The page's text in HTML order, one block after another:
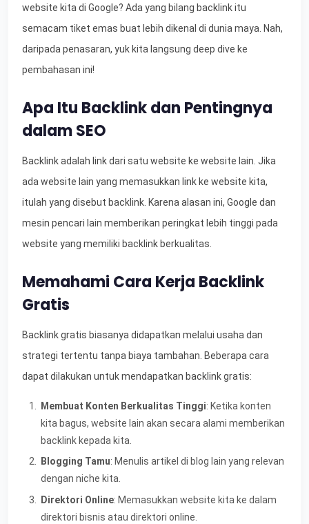
website kita di Google? Ada yang bilang backlink itu
semacam tiket emas buat lebih dikenal di dunia maya. Nah,
daripada penasaran, yuk kita langsung deep dive ke
pembahasan ini!
Apa Itu Backlink dan Pentingnya
dalam SEO
Backlink adalah link dari satu website ke website lain. Jika
ada website lain yang memasukkan link ke website kita,
itulah yang disebut backlink. Karena alasan ini, Google dan
mesin pencari lain memberikan peringkat lebih tinggi pada
website yang memiliki backlink berkualitas.
Memahami Cara Kerja Backlink
Gratis
Backlink gratis biasanya didapatkan melalui usaha dan
strategi tertentu tanpa biaya tambahan. Beberapa cara
dapat dilakukan untuk mendapatkan backlink gratis:
Membuat Konten Berkualitas Tinggi: Ketika konten
kita bagus, website lain akan secara alami memberikan
backlink kepada kita.
Blogging Tamu: Menulis artikel di blog lain yang relevan
dengan niche kita.
Direktori Online: Memasukkan website kita ke dalam
direktori bisnis atau direktori online.